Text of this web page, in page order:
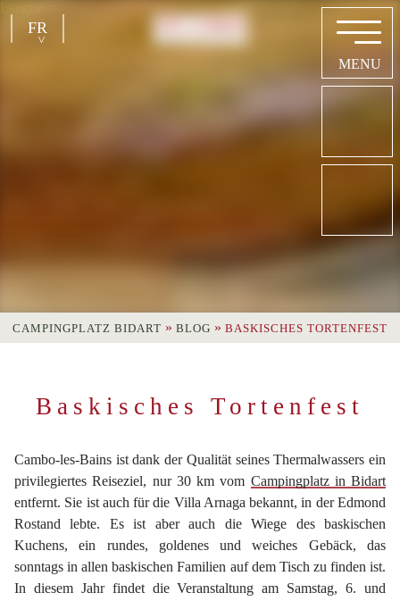
FR
Langue =
CAMPINGPLATZ BIDART » BLOG » BASKISCHES TORTENFEST
Baskisches Tortenfest
Cambo-les-Bains ist dank der Qualität seines Thermalwassers ein
privilegiertes Reiseziel, nur 30 km vom Campingplatz in Bidart
entfernt. Sie ist auch für die Villa Arnaga bekannt, in der Edmond
Rostand lebte. Es ist aber auch die Wiege des baskischen
Kuchens, ein rundes, goldenes und weiches Gebäck, das
sonntags in allen baskischen Familien auf dem Tisch zu finden ist.
In diesem Jahr findet die Veranstaltung am Samstag, 6. und